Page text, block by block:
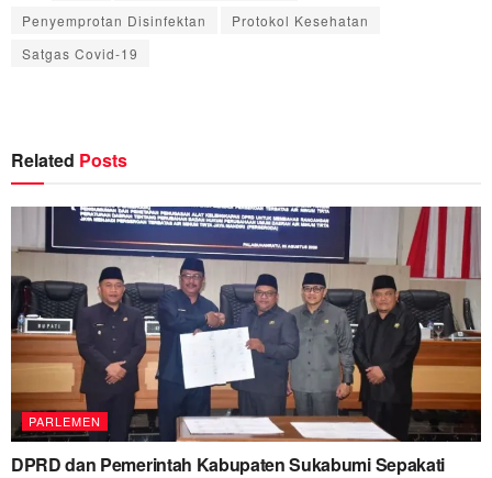
Penyemprotan Disinfektan
Protokol Kesehatan
Satgas Covid-19
Related Posts
PARLEMEN
DPRD dan Pemerintah Kabupaten Sukabumi Sepakati